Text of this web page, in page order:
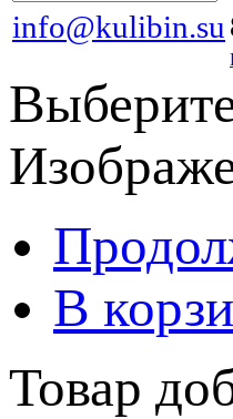
info@kulibin.su
В
Товар